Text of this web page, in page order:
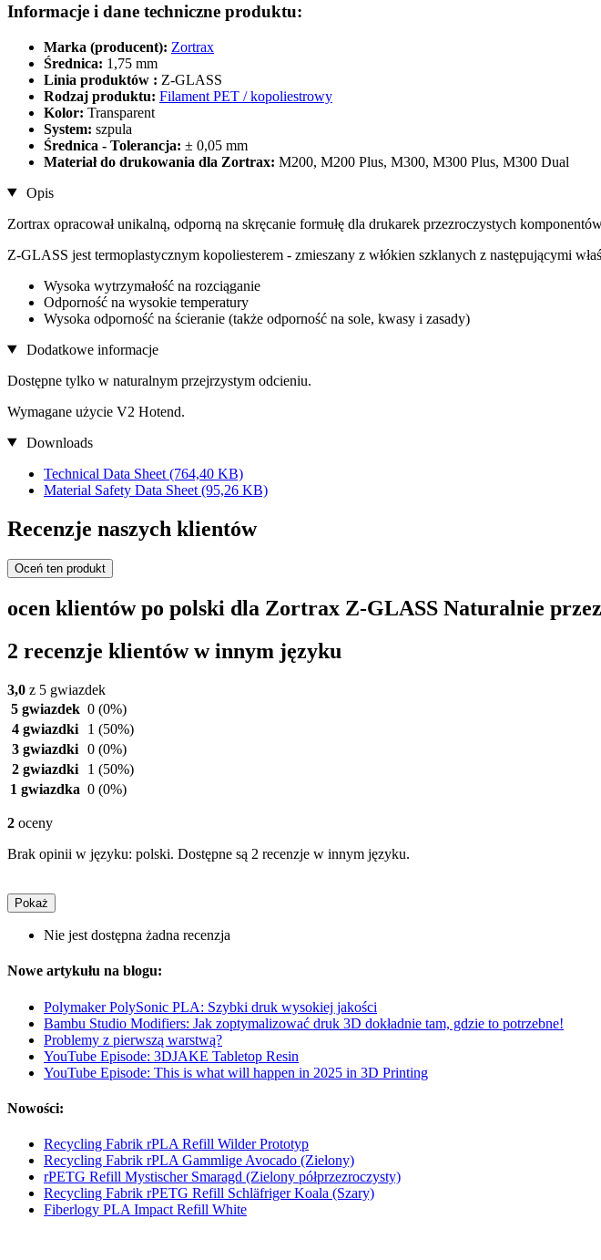
Informacje i dane techniczne produktu:
Marka (producent): Zortrax
Średnica: 1,75 mm
Linia produktów : Z-GLASS
Rodzaj produktu: Filament PET / kopoliestrowy
Kolor: Transparent
System: szpula
Średnica - Tolerancja: ± 0,05 mm
Materiał do drukowania dla Zortrax: M200, M200 Plus, M300, M300 Plus, M300 Dual
Opis
Zortrax opracował unikalną, odporną na skręcanie formułę dla drukarek przezroczystych
Z-GLASS jest termoplastycznym kopoliesterem - zmieszany z włókien szklanych z następującymi
Wysoka wytrzymałość na rozciąganie
Odporność na wysokie temperatury
Wysoka odporność na ścieranie (także odporność na sole, kwasy i zasady)
Dodatkowe informacje
Dostępne tylko w naturalnym przejrzystym odcieniu.
Wymagane użycie V2 Hotend.
Downloads
Technical Data Sheet (764,40 KB)
Material Safety Data Sheet (95,26 KB)
Recenzje naszych klientów
Oceń ten produkt
ocen klientów po polski dla Zortrax Z-GLASS Naturalnie
2 recenzje klientów w innym języku
3,0 z 5 gwiazdek
5 gwiazdek 0 (0%)
4 gwiazdki
1 (50%)
3 gwiazdki 0 (0%)
2 gwiazdki
1 (50%)
1 gwiazdka 0 (0%)
2 oceny
Brak opinii w języku: polski. Dostępne są 2 recenzje w innym języku.
Pokaż
Nie jest dostępna żadna recenzja
Nowe artykułu na blogu:
Polymaker PolySonic PLA: Szybki druk wysokiej jakości
Bambu Studio Modifiers: Jak zoptymalizować druk 3D dokładnie tam, gdzie to potrzebne!
Problemy z pierwszą warstwą?
YouTube Episode: 3DJAKE Tabletop Resin
YouTube Episode: This is what will happen in 2025 in 3D Printing
Nowości:
Recycling Fabrik rPLA Refill Wilder Prototyp
Recycling Fabrik rPLA Gammlige Avocado (Zielony)
rPETG Refill Mystischer Smaragd (Zielony półprzezroczysty)
Recycling Fabrik rPETG Refill Schläfriger Koala (Szary)
Fiberlogy PLA Impact Refill White